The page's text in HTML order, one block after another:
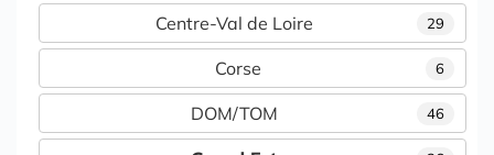
29
Centre-Val de Loire
6
Corse
46
DOM/TOM